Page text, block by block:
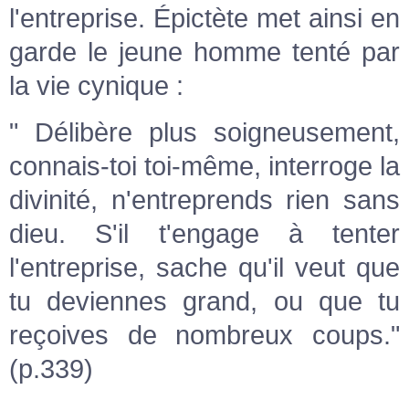
l'entreprise. Épictète met ainsi en
garde le jeune homme tenté par
la vie cynique :
" Délibère plus soigneusement,
connais-toi toi-même, interroge la
divinité, n'entreprends rien sans
dieu. S'il t'engage à tenter
l'entreprise, sache qu'il veut que
tu deviennes grand, ou que tu
reçoives de nombreux coups."
(p.339)